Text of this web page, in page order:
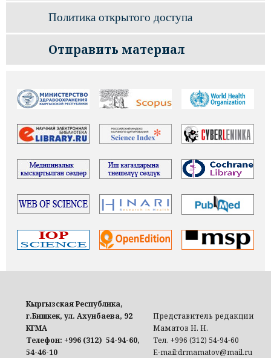
Политика открытого доступа
Отправить материал
Кыргызская Республика,
г.Бишкек, ул. Ахунбаева, 92
КГМА
Телефон: +996 (312) 54-94-60,
54-46-10
Представитель редакции
Маматов Н. Н.
Тел. +996 (312) 54-94-60
E-mail:drmamatov@mail.ru